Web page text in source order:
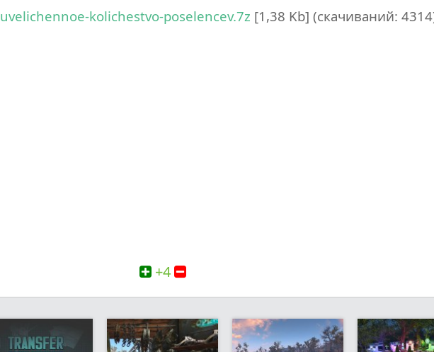
uvelichennoe-kolichestvo-poselencev.7z [1,38 Kb] (cкачиваний:
+4